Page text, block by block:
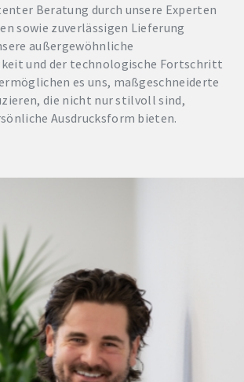
Beratung durch unsere Experten
sowie zuverlässigen Lieferung
außergewöhnliche
und der technologische Fortschritt
es uns, maßgeschneiderte
die nicht nur stilvoll sind,
Ausdrucksform bieten.